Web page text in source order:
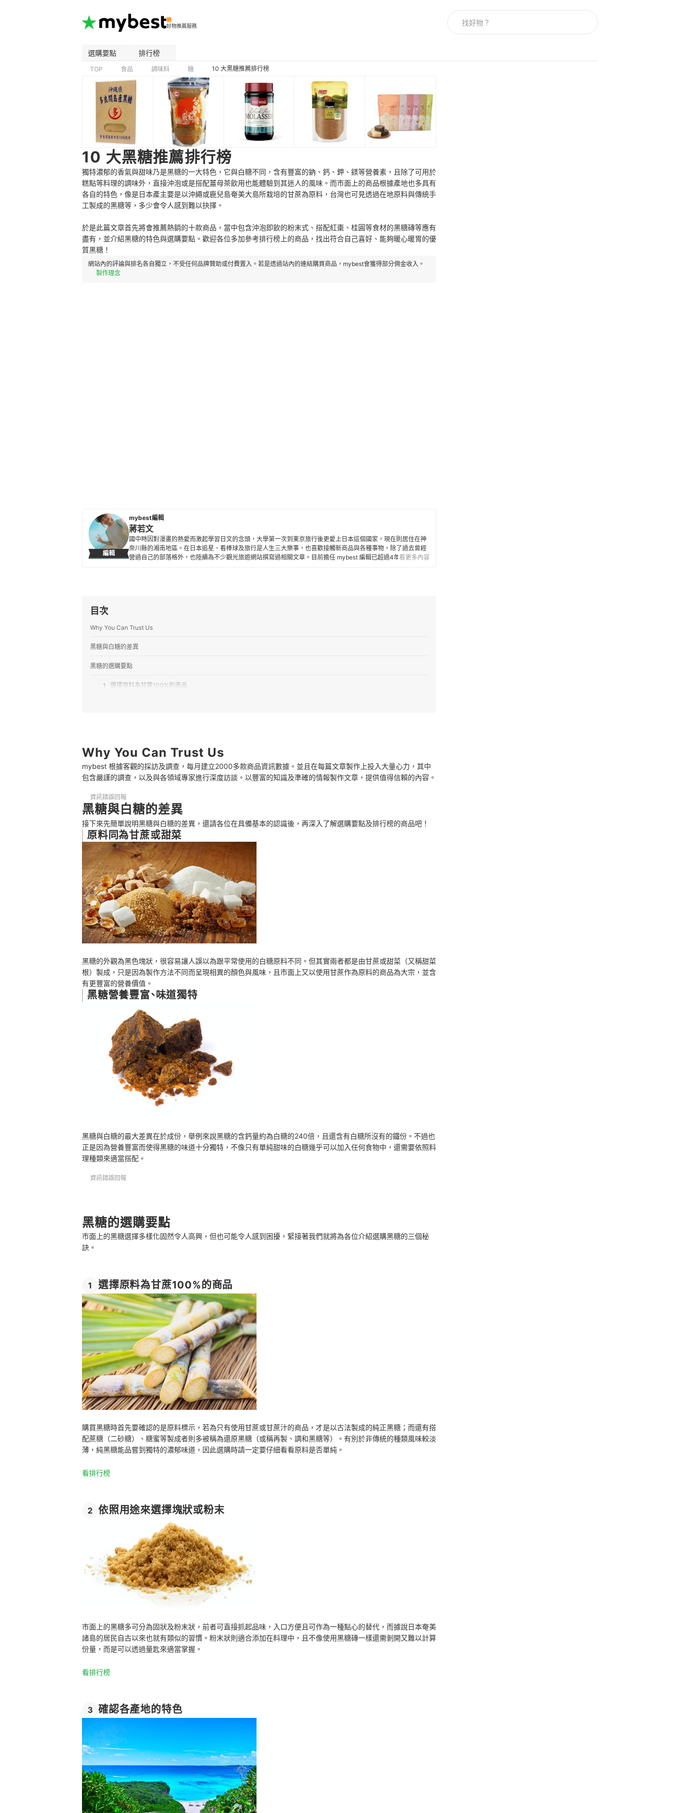
糖
好物推薦服務
選購要點 排行榜
TOP 食品 調味料 糖 10 大黑糖推薦排行榜
10 大黑糖推薦排行榜
獨特濃郁的香氣與甜味乃是黑糖的一大特色，它與白糖不同，含有豐富的鈉、鈣、鉀、鎂等營養素，且除了可用於
糕點等料理的調味外，直接沖泡或是搭配薑母茶飲用也能體驗到其迷人的風味。而市面上的商品根據產地也多具有
各自的特色，像是日本產主要是以沖繩或鹿兒島奄美大島所栽培的甘蔗為原料，台灣也可見透過在地原料與傳統手
工製成的黑糖等，多少會令人感到難以抉擇。
於是此篇文章首先將會推薦熱銷的十款商品，當中包含沖泡即飲的粉末式、搭配紅棗、桂圓等食材的黑糖磚等應有
盡有，並介紹黑糖的特色與選購要點。歡迎各位多加參考排行榜上的商品，找出符合自己喜好、能夠暖心暖胃的優
質黑糖！
網站內的評論與排名各自獨立，不受任何品牌贊助或付費置入。若是透過站內的連結購買商品，mybest會獲得部分佣金收入。
製作理念
編輯
mybest編輯
蔣若文
國中時因對漫畫的熱愛而激起學習日文的念頭，大學第一次到東京旅行後更愛上日本這個國家，現在則居住在神
奈川縣的湘南地區。在日本追星、看棒球及旅行是人生三大樂事，也喜歡接觸新商品與各種事物，除了過去曾經
營過自己的部落格外，也陸續為不少觀光旅遊網站撰寫過相關文章。目前擔任 mybest 編輯已超過4年。看更多內容
目次
Why You Can Trust Us
黑糖與白糖的差異
黑糖的選購要點
1 選擇原料為甘蔗100%的商品
推薦十大黑糖人氣排行榜
一併選購其他美味糖品
Why You Can Trust Us
mybest 根據客觀的採訪及調查，每月建立2000多款商品資訊數據。並且在每篇文章製作上投入大量心力，其中
包含嚴謹的調查，以及與各領域專家進行深度訪談。以豐富的知識及準確的情報製作文章，提供值得信賴的內容。
資訊錯誤回報
黑糖與白糖的差異
接下來先簡單說明黑糖與白糖的差異，還請各位在具備基本的認識後，再深入了解選購要點及排行榜的商品吧！
原料同為甘蔗或甜菜
黑糖的外觀為黑色塊狀，很容易讓人誤以為跟平常使用的白糖原料不同。但其實兩者都是由甘蔗或甜菜（又稱甜菜
根）製成，只是因為製作方法不同而呈現相異的顏色與風味，且市面上又以使用甘蔗作為原料的商品為大宗，並含
有更豐富的營養價值。
黑糖營養豐富、味道獨特
黑糖與白糖的最大差異在於成份，舉例來說黑糖的含鈣量約為白糖的240倍，且還含有白糖所沒有的鐵份。不過也
正是因為營養豐富而使得黑糖的味道十分獨特，不像只有單純甜味的白糖幾乎可以加入任何食物中，還需要依照料
理種類來適當搭配。
資訊錯誤回報
黑糖的選購要點
市面上的黑糖選擇多樣化固然令人高興，但也可能令人感到困擾，緊接著我們就將為各位介紹選購黑糖的三個秘
訣。
1 選擇原料為甘蔗100%的商品
購買黑糖時首先要確認的是原料標示，若為只有使用甘蔗或甘蔗汁的商品，才是以古法製成的純正黑糖；而還有搭
配蔗糖（二砂糖）、糖蜜等製成者則多被稱為還原黑糖（或稱再製、調和黑糖等）。有別於非傳統的種類風味較淡
薄，純黑糖能品嘗到獨特的濃郁味道，因此選購時請一定要仔細看看原料是否單純。
看排行榜
2 依照用途來選擇塊狀或粉末
市面上的黑糖多可分為固狀及粉末狀，前者可直接抓起品味，入口方便且可作為一種點心的替代，而據說日本奄美
諸島的居民自古以來也就有類似的習慣。粉末狀則適合添加在料理中，且不像使用黑糖磚一樣還需剝開又難以計算
份量，而是可以透過量匙來適當掌握。
看排行榜
3 確認各產地的特色